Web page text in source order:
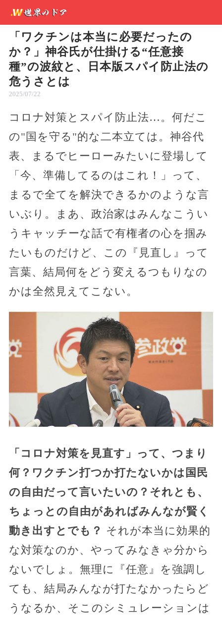
「ワクチンは本当に必要だったの
か？」神谷氏が仕掛ける“任意接
種”の波紋と、日本版スパイ防止法の
危うさとは
2025/07/22
コロナ対策とスパイ防止法…。何だこ
の"国を守る"的な二本立ては。神谷代
表、まるでヒーローみたいに登場して
「今、準備してるのはこれ！」って、
まるで全てを解決できるかのような言
いぶり。まあ、政治家はみんなこうい
うキャッチーな話で有権者の心を掴み
たいものだけど、この『見直し』って
言葉、結局何をどう変えるつもりなの
かは全然見えてこない。
「コロナ対策を見直す」って、つまり
何？ワクチン打つか打たないかは国民
の自由だって言いたいの？それとも、
ちょっとの自由があればみんなが賢く
動き出すとでも？ それが本当に効果的
な対策なのか、やってみなきゃ分から
ないでしょ。無理に『任意』を強調し
ても、結局みんなが打たなかったらど
うなるか、そこのシミュレーションは